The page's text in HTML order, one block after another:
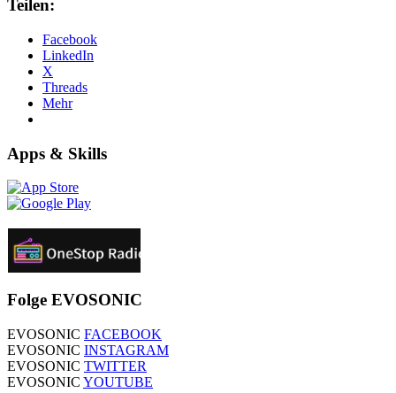
Teilen:
Facebook
LinkedIn
X
Threads
Mehr
Apps & Skills
Folge EVOSONIC
EVOSONIC FACEBOOK
EVOSONIC INSTAGRAM
EVOSONIC TWITTER
EVOSONIC YOUTUBE